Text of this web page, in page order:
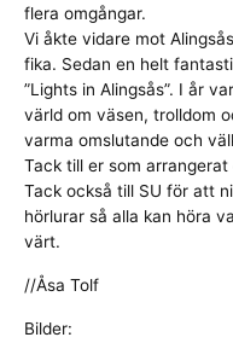
flera omgångar.
Vi åkte vidare mot
fika. Sedan en helt
”Lights in Alingsås”. I år
värld om väsen, trolldom
varma omslutande och
Tack till er som
Tack också till SU för att
hörlurar så alla kan höra
värt.
//Åsa Tolf
Bilder: